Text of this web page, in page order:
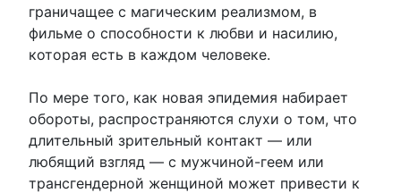
граничащее с магическим реализмом, в
фильме о способности к любви и насилию,
которая есть в каждом человеке.
По мере того, как новая эпидемия набирает
обороты, распространяются слухи о том, что
длительный зрительный контакт — или
любящий взгляд — с мужчиной-геем или
трансгендерной женщиной может привести к